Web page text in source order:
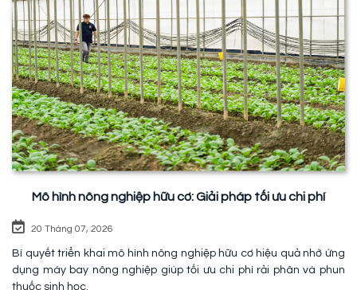
Mô hình nông nghiệp hữu cơ: Giải pháp tối ưu chi phí
20 Tháng 07, 2026
Bí quyết triển khai mô hình nông nghiệp hữu cơ hiệu quả nhờ ứng
dụng máy bay nông nghiệp giúp tối ưu chi phí rải phân và phun
thuốc sinh học.